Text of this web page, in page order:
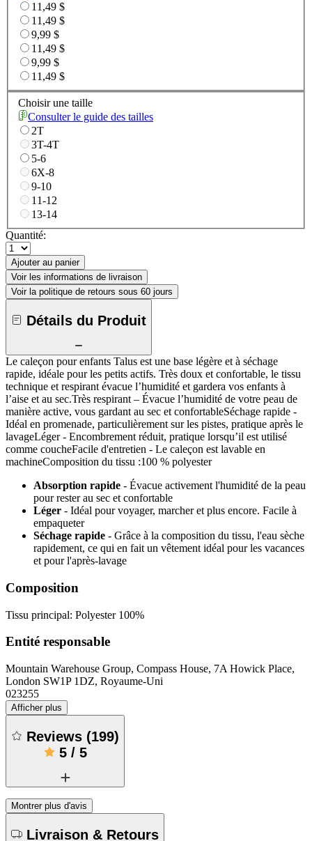
11,49 $
11,49 $
9,99 $
11,49 $
9,99 $
11,49 $
Choisir une taille
Consulter le guide des tailles
2T
3T-4T
5-6
6X-8
9-10
11-12
13-14
Quantité:
Ajouter au panier
Voir les informations de livraison
Voir la politique de retours sous 60 jours
Détails du Produit
Le caleçon pour enfants Talus est une base légère et à séchage
rapide, idéale pour les petits actifs. Très doux et confortable, le tissu
technique et respirant évacue l’humidité et gardera vos enfants à
l’aise et au sec.Très respirant – Évacue l’humidité de votre peau de
manière active, vous gardant au sec et confortableSéchage rapide -
Idéal en promenade, particulièrement sur les pistes, pratique après le
lavageLéger - Encombrement réduit, pratique lorsqu’il est utilisé
comme coucheFacile d'entretien - Le caleçon est lavable en
machineComposition du tissu :100 % polyester
Absorption rapide - Évacue activement l'humidité de la peau
pour rester au sec et confortable
Léger - Idéal pour voyager, marcher et plus encore. Facile à
empaqueter
Séchage rapide - Grâce à la composition du tissu, l'eau sèche
rapidement, ce qui en fait un vêtement idéal pour les vacances
et pour l'après-lavage
Composition
Tissu principal: Polyester 100%
Entité responsable
Mountain Warehouse Group, Compass House, 7A Howick Place,
London SW1P 1DZ, Royaume-Uni
023255
Afficher plus
Reviews (199)
5/ 5
Montrer plus d'avis
Livraison & Retours